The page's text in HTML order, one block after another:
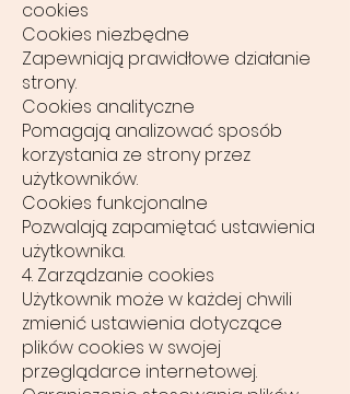
cookies
Cookies niezbędne
Zapewniają prawidłowe działanie
strony.
Cookies analityczne
Pomagają analizować sposób
korzystania ze strony przez
użytkowników.
Cookies funkcjonalne
Pozwalają zapamiętać ustawienia
użytkownika.
4. Zarządzanie cookies
Użytkownik może w każdej chwili
zmienić ustawienia dotyczące
plików cookies w swojej
przeglądarce internetowej.